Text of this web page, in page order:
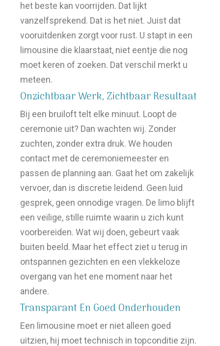
het beste kan voorrijden. Dat lijkt
vanzelfsprekend. Dat is het niet. Juist dat
vooruitdenken zorgt voor rust. U stapt in een
limousine die klaarstaat, niet eentje die nog
moet keren of zoeken. Dat verschil merkt u
meteen.
Onzichtbaar Werk, Zichtbaar Resultaat
Bij een bruiloft telt elke minuut. Loopt de
ceremonie uit? Dan wachten wij. Zonder
zuchten, zonder extra druk. We houden
contact met de ceremoniemeester en
passen de planning aan. Gaat het om zakelijk
vervoer, dan is discretie leidend. Geen luid
gesprek, geen onnodige vragen. De limo blijft
een veilige, stille ruimte waarin u zich kunt
voorbereiden. Wat wij doen, gebeurt vaak
buiten beeld. Maar het effect ziet u terug in
ontspannen gezichten en een vlekkeloze
overgang van het ene moment naar het
andere.
Transparant En Goed Onderhouden
Een limousine moet er niet alleen goed
uitzien, hij moet technisch in topconditie zijn.